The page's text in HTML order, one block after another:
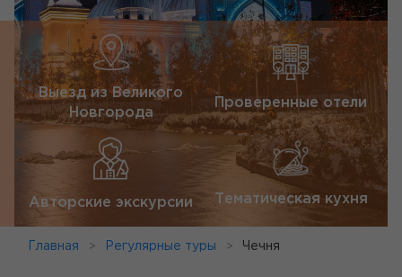
Выезд из Великого
Новгорода
Проверенные отели
Авторские экскурсии Тематическая кухня
Главная Регулярные туры Чечня